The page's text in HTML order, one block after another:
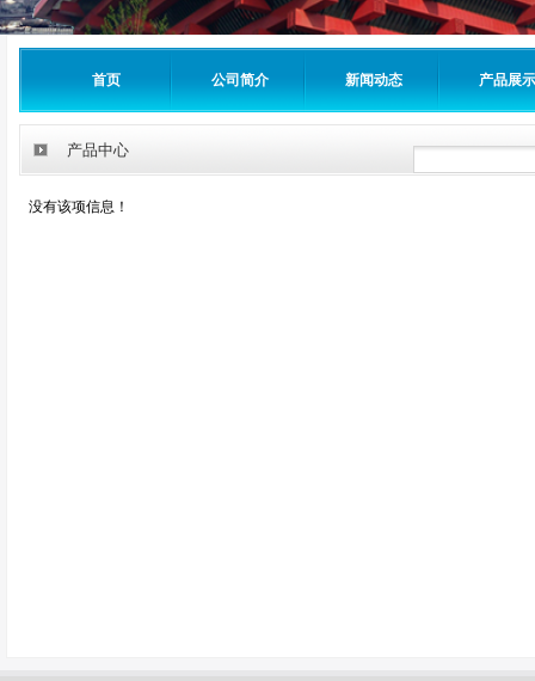
首页 公司简介 新闻动态 产品展示
产品中心
没有该项信息！